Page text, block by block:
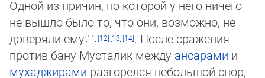
Одной из причин, по которой у него ни­че­го
не вышло было то, что они, возможно, не
доверяли ему
. После сражения
против бану Мусталик между ан­са­ра­ми и
мухаджирами разгорелся небольшой спор,